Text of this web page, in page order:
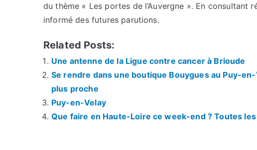
du thème « Les portes de l’Auvergne ». En consultant
informé des futures parutions.
Related Posts:
Une antenne de la Ligue contre cancer à Brioude
Se rendre dans une boutique Bouygues au Puy-
plus proche
Puy-en-Velay
Que faire en Haute-Loire ce week-end ? Toutes